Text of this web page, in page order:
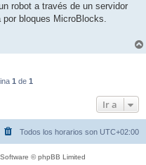
robot a través de un servidor
por bloques MicroBlocks.
1 de 1
Ir a
Todos los horarios son UTC+02:00
© phpBB Limited